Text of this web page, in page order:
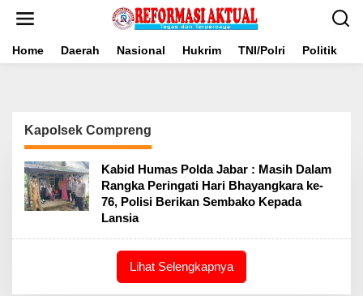
Home Daerah Nasional Hukrim TNI/Polri Politik
Kapolsek Compreng
Kabid Humas Polda Jabar : Masih Dalam
Rangka Peringati Hari Bhayangkara ke-
76, Polisi Berikan Sembako Kepada
Lansia
Lihat Selengkapnya